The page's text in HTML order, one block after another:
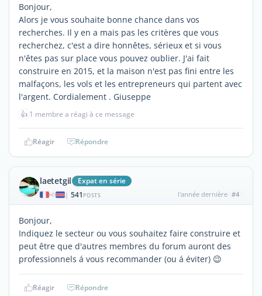
Bonjour,
Alors je vous souhaite bonne chance dans vos
recherches. Il y en a mais pas les critères que vous
recherchez, c'est a dire honnêtes, sérieux et si vous
n'êtes pas sur place vous pouvez oublier. J'ai fait
construire en 2015, et la maison n'est pas fini entre les
malfaçons, les vols et les entrepreneurs qui partent avec
l'argent. Cordialement . Giuseppe
👍 1 membre a réagi à ce message
Réagir Répondre
laetetgil Expat en série
| 541 POSTS l'année dernière #4
Bonjour,
Indiquez le secteur ou vous souhaitez faire construire et
peut être que d'autres membres du forum auront des
professionnels á vous recommander (ou á éviter) 😉
Réagir Répondre